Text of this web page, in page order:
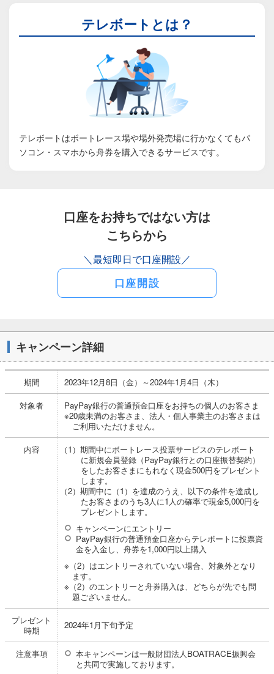
テレボートとは？
テレボートはボートレース場や場外発売場に行かなくてもパ
ソコン・スマホから舟券を購入できるサービスです。
口座をお持ちではない方は
こちらから
＼最短即日で口座開設／
口座開設
キャンペーン詳細
期間
2023年12月8日（金）～2024年1月4日（木）
対象者
PayPay銀行の普通預金口座をお持ちの個人のお客さま
※20歳未満のお客さま、法人・個人事業主のお客さまは
ご利用いただけません。
内容
（1）期間中にボートレース投票サービスのテレボート
に新規会員登録（PayPay銀行との口座振替契約）
をしたお客さまにもれなく現金500円をプレゼント
します。
（2）期間中に（1）を達成のうえ、以下の条件を達成し
たお客さまのうち3人に1人の確率で現金5,000円を
プレゼントします。
キャンペーンにエントリー
PayPay銀行の普通預金口座からテレボートに投票資
金を入金し、舟券を1,000円以上購入
※（2）はエントリーされていない場合、対象外となり
ます。
※（2）のエントリーと舟券購入は、どちらが先でも問
題ございません。
プレゼント
時期
2024年1月下旬予定
注意事項
本キャンペーンは一般財団法人BOATRACE振興会
と共同で実施しております。